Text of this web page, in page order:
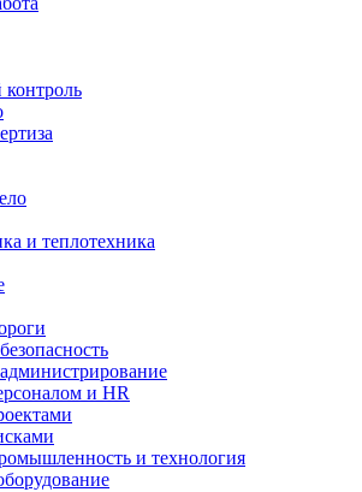
и теплотехника
и HR
и технология